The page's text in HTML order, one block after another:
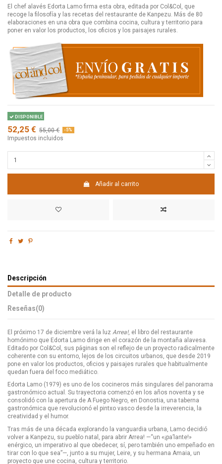
El chef alavés Edorta Lamo firma esta obra, editada por Col&Col, que
recoge la filosofía y las recetas del restaurante de Kanpezu. Más de 80
elaboraciones en una obra que combina cocina, cultura y territorio para
poner en valor los productos, los oficios y los paisajes rurales.
DISPONIBLE
52,25 € 55,00 € -5%
Impuestos incluidos
Añadir al carrito
Descripción
Detalle de producto
Reseñas(0)
El próximo 17 de diciembre verá la luz Arrea!, el libro del restaurante
homónimo que Edorta Lamo dirige en el corazón de la montaña alavesa.
Editado por Col&Col, sus páginas son el reflejo de un proyecto radicalmente
coherente con su entorno, lejos de los circuitos urbanos, que desde 2019
pone en valor los productos, oficios y paisajes rurales que habitualmente
quedan fuera del foco mediático.
Edorta Lamo (1979) es uno de los cocineros más singulares del panorama
gastronómico actual. Su trayectoria comenzó en los años noventa y se
consolidó con la apertura de A Fuego Negro, en Donostia, una taberna
gastronómica que revolucionó el pintxo vasco desde la irreverencia, la
creatividad y el humor.
Tras más de una década explorando la vanguardia urbana, Lamo decidió
volver a Kanpezu, su pueblo natal, para abrir Arrea! —“un «¡pa’lante!»
enérgico, un imperativo al que obedecer, sí, pero también uno empeñado en
tirar con lo que sea”—, junto a su mujer, Leire, y su hermana Amaia, un
proyecto que une cocina, cultura y territorio.